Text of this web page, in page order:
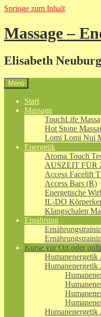
Springe zum Inhalt
Massage –
Elisabeth
Menü
Start
Massage
TouchLife
Hot Stone
Lomi Lomi Nui
Energetik
Aroma Touch
AUSZEIT FÜR
Access Facelift
Access Bars (R)
Energetische
IL-DO
Klangschalen
Ernährung
Kurse vor Ort oder
Humanenergetik
Humanenergetik
Humanenergetik